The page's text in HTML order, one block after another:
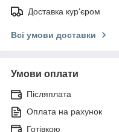
Доставка кур'єром
Всі умови доставки
Умови оплати
Післяплата
Оплата на рахунок
Готівкою